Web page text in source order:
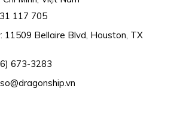
117 705
11509 Bellaire Blvd, Houston, TX
673-3283